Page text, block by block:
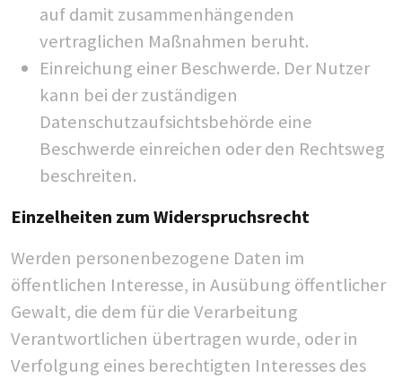
auf damit zusammenhängenden
vertraglichen Maßnahmen beruht.
Einreichung einer Beschwerde. Der Nutzer
kann bei der zuständigen
Datenschutzaufsichtsbehörde eine
Beschwerde einreichen oder den Rechtsweg
beschreiten.
Einzelheiten zum Widerspruchsrecht
Werden personenbezogene Daten im
öffentlichen Interesse, in Ausübung öffentlicher
Gewalt, die dem für die Verarbeitung
Verantwortlichen übertragen wurde, oder in
Verfolgung eines berechtigten Interesses des